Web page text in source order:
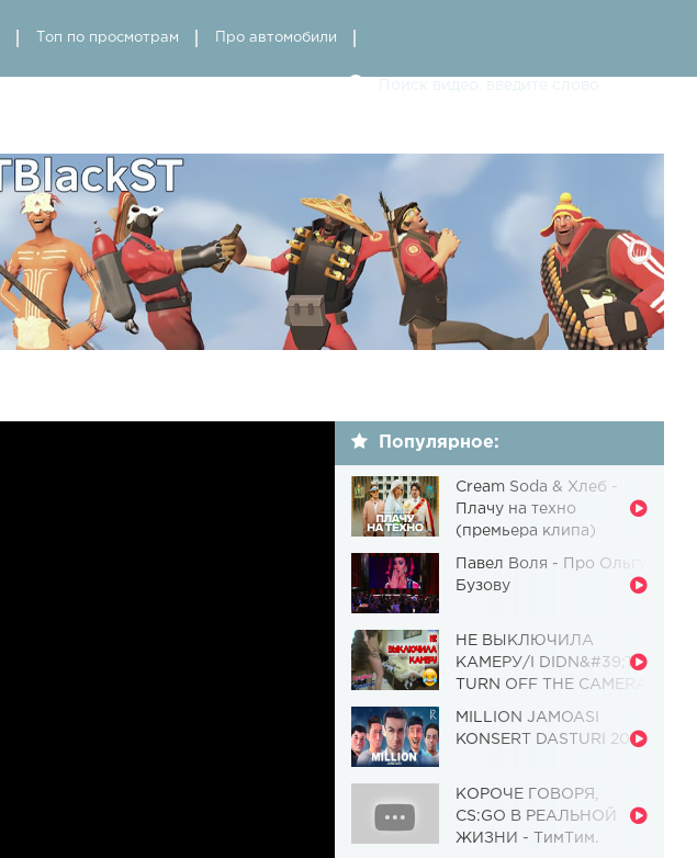
Топ по просмотрам Про автомобили
Популярное:
Cream Soda & Хлеб -
Плачу на техно
(премьера клипа)
Павел Воля - Про Ольгу
Бузову
НЕ ВЫКЛЮЧИЛА
КАМЕРУ/I DIDN&#39;T
TURN OFF THE CAMERA
Чудовище] (Выпуск 110)
MILLION JAMOASI
KONSERT DASTURI 2019
КОРОЧЕ ГОВОРЯ,
CS:GO В РЕАЛЬНОЙ
ЖИЗНИ - ТимТим.